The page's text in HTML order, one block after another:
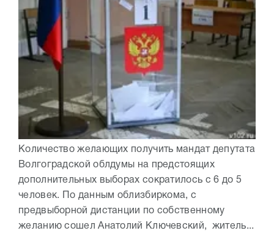
Количество желающих получить мандат депутата
Волгоградской облдумы на предстоящих
дополнительных выборах сократилось с 6 до 5
человек. По данным облизбиркома, с
предвыборной дистанции по собственному
желанию сошел Анатолий Ключевский, житель...